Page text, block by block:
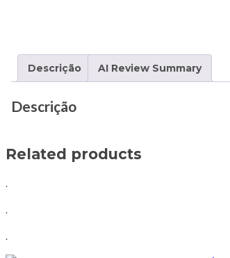
Descrição AI Review Summary
Descrição
Related products
.
.
.